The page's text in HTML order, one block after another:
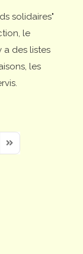
solidaires"
le
a des listes
les
Page
Last Page